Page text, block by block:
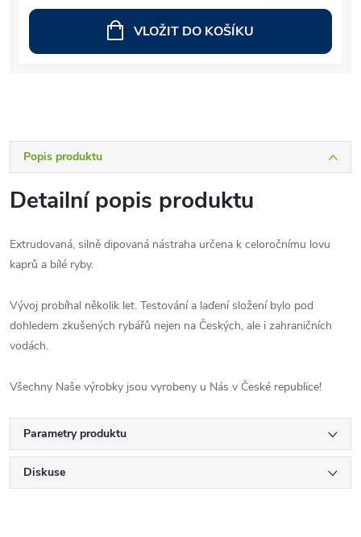
VLOŽIT DO KOŠÍKU
Popis produktu
Detailní popis produktu
Extrudovaná, silně dipovaná nástraha určena k celoročnímu lovu
kaprů a bílé ryby.
Vývoj probíhal několik let. Testování a laďení složení bylo pod
dohledem zkušených rybářů nejen na Českých, ale i zahraničních
vodách.
Všechny Naše výrobky jsou vyrobeny u Nás v České republice!
Parametry produktu
Diskuse